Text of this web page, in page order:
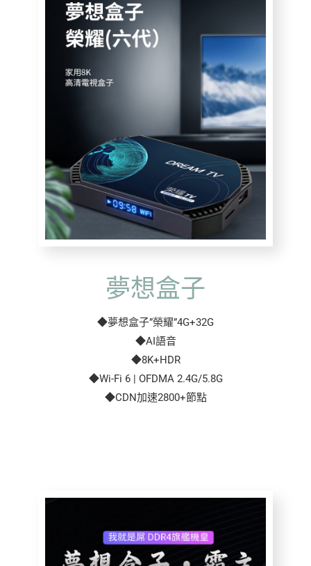
夢想盒子
◆夢想盒子”榮耀”4G+32G
◆AI語音
◆8K+HDR
◆Wi-Fi 6 | OFDMA 2.4G/5.8G
◆CDN加速2800+節點